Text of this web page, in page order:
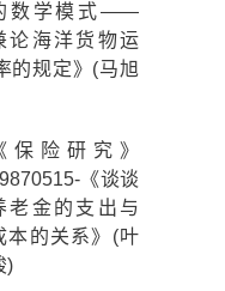
数学模式——
论海洋货物运
的规定》(马旭
保险研究》
《谈谈
老金的支出与
本的关系》(叶
)